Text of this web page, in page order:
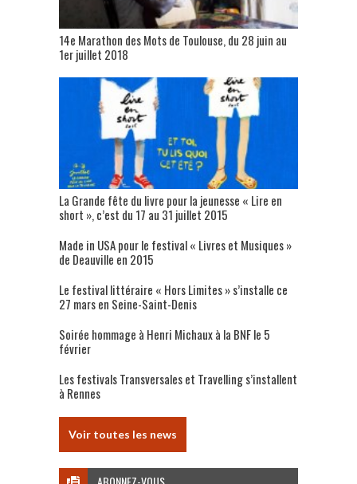
14e Marathon des Mots de Toulouse, du 28 juin au
1er juillet 2018
La Grande fête du livre pour la jeunesse « Lire en
short », c’est du 17 au 31 juillet 2015
Made in USA pour le festival « Livres et Musiques »
de Deauville en 2015
Le festival littéraire « Hors Limites » s’installe ce
27 mars en Seine-Saint-Denis
Soirée hommage à Henri Michaux à la BNF le 5
février
Les festivals Transversales et Travelling s’installent
à Rennes
Voir toutes les news